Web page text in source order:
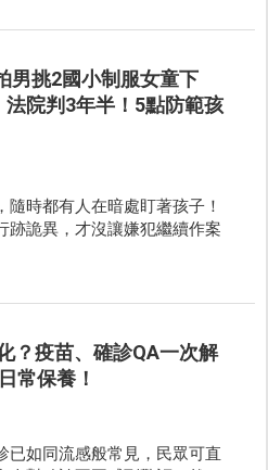
男挑2國小制服女童下
院判3年半！5點防範孩
時都有人在暗處盯著孩子！
跡詭異，才沒讓嫌犯繼續作案
？疫苗、確診QA一次解
常保養！
已如同流感般常見，民眾可直